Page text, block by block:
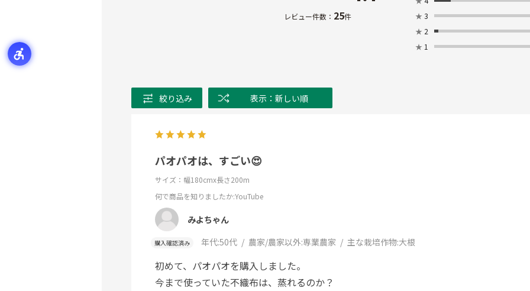
レビュー件数： 25件 ★ 3
★ 2
★ 1
絞り込み 表示：新しい順
パオパオは、すごい😍
サイズ：幅180cmx長さ200m
何で商品を知りましたか:YouTube
みよちゃん
購入確認済み 年代:50代 農家/農家以外:専業農家 主な栽培作物:大根
初めて、パオパオを購入しました。
今まで使っていた不織布は、蒸れるのか？